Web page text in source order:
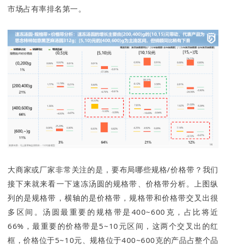
市场占有率排名第一。
大商家或厂家非常关注的是，要布局哪些规格/价格带？我们
接下来就来看一下速冻汤圆的规格带、价格带分析。上图纵
列的是规格带，横轴的是价格带，规格带和价格带交叉出很
多区间。汤圆最重要的规格带是400~600克，占比将近
66%，最重要的价格带是5~10元区间，这两个交叉出的红
框，价格位于5~10元、规格位于400~600克的产品占整个品